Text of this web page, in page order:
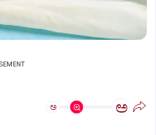
ಅ ಅ